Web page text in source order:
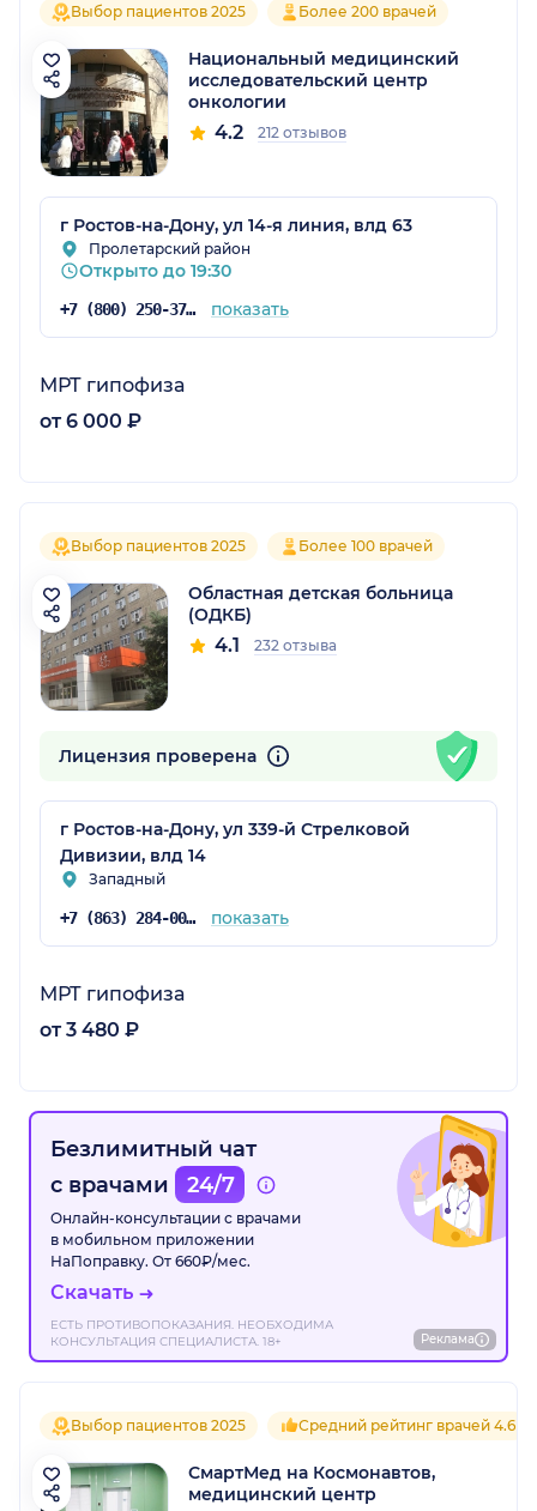
Выбор пациентов 2025 Более 200 врачей
Национальный медицинский
исследовательский центр
онкологии
4.2 212 отзывов
г Ростов-на-Дону, ул 14-я линия, влд 63
Пролетарский район
Открыто до 19:30
+7 (800) 250-37-40 показать
МРТ гипофиза
от 6 000 ₽
Выбор пациентов 2025 Более 100 врачей
Областная детская больница
(ОДКБ)
4.1 232 отзыва
Лицензия проверена
г Ростов-на-Дону, ул 339-й Стрелковой
Дивизии, влд 14
Западный
+7 (863) 284-00-85 показать
МРТ гипофиза
от 3 480 ₽
Безлимитный чат
с врачами
24/7
Онлайн-консультации с врачами
в мобильном приложении
НаПоправку. От 660₽/мес.
Скачать
ЕСТЬ ПРОТИВОПОКАЗАНИЯ. НЕОБХОДИМА
КОНСУЛЬТАЦИЯ СПЕЦИАЛИСТА. 18+
Реклама
Выбор пациентов 2025 Средний рейтинг врачей 4.6
СмартМед на Космонавтов,
медицинский центр